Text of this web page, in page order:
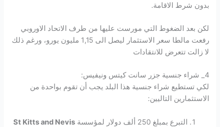
بدون شرط الاقامة.
لكن بعد الضغوط التي مورست عليها من طرف الاتحاد الاوروبي
رفعت مالطا سعر الاستثمار ليصل الى 1,15 مليون يورو، ورغم ذلك
لا زالت تتعرض للانتقادات
4_ شراء جنسية جزر سانت كيتس ونيفيس:
لكي تستطيع شراء جنسية هذا البلد يجب أن تقوم بواحدة من
الاستثمارين التاليين:
التبرع بمبلغ 250 ألف دولار لمؤسسة
St Kitts and Nevis